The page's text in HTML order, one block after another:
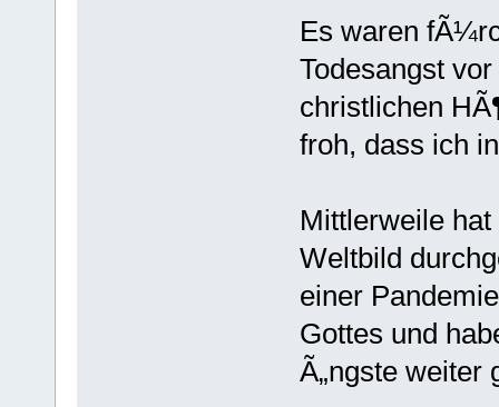
Es waren
Todesangst
christlichen
froh, dass ich
Mittlerweile
Weltbild
einer
Gottes und
Ã„ngste weiter